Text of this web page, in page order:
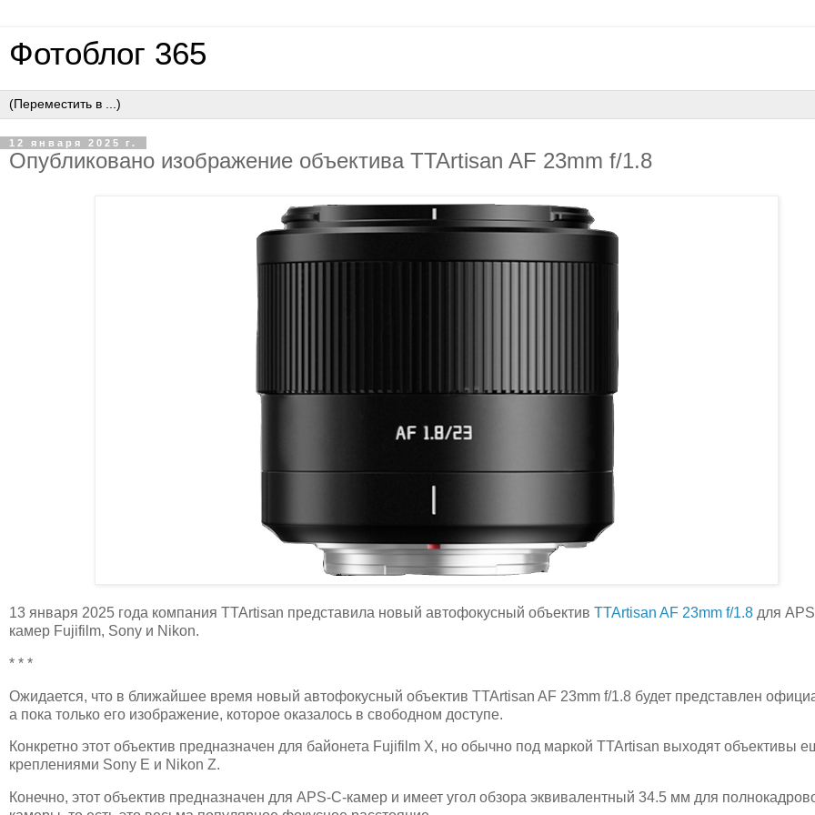
Фотоблог 365
12 января 2025 г.
Опубликовано изображение объектива TTArtisan AF 23mm f/1.8
13 января 2025 года компания TTArtisan представила новый автофокусный объектив TTArtisan AF 23mm f/1.8 для
камер Fujifilm, Sony и Nikon.
* * *
Ожидается, что в ближайшее время новый автофокусный объектив TTArtisan AF 23mm f/1.8 будет представлен
а пока только его изображение, которое оказалось в свободном доступе.
Конкретно этот объектив предназначен для байонета Fujifilm X, но обычно под маркой TTArtisan выходят объективы
креплениями Sony E и Nikon Z.
Конечно, этот объектив предназначен для APS-C-камер и имеет угол обзора эквивалентный 34.5 мм для